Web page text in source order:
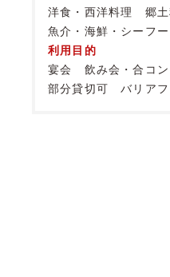
洋食・西洋料理
郷
魚介・海鮮・シーフー
利用目的
宴会
飲み会・合コン
部分貸切可
バリア